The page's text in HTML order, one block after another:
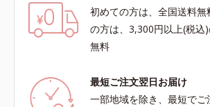
初めての方は、全国送料
の方は、3,300円以上(税込
無料
最短ご注文翌日お届け
一部地域を除き、最短で